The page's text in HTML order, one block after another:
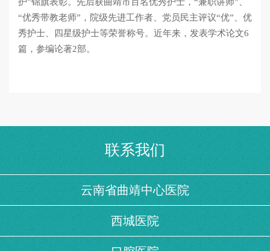
“优秀带教老师”，院级先进工作者、党员民主评议“优”、优
秀护士、四星级护士等荣誉称号。近年来，发表学术论文6
篇，参编论著2部。
联系我们
云南省曲靖中心医院
西城医院